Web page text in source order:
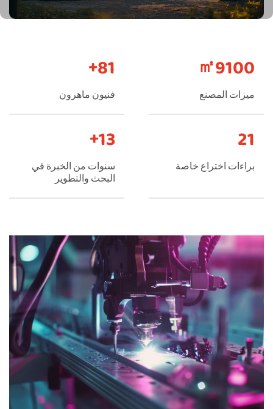
10000
㎡
ميزات المصنع
90
+
فنيون ماهرون
23
براءات اختراع خاصة
14
+
سنوات من الخبرة في
البحث والتطوير